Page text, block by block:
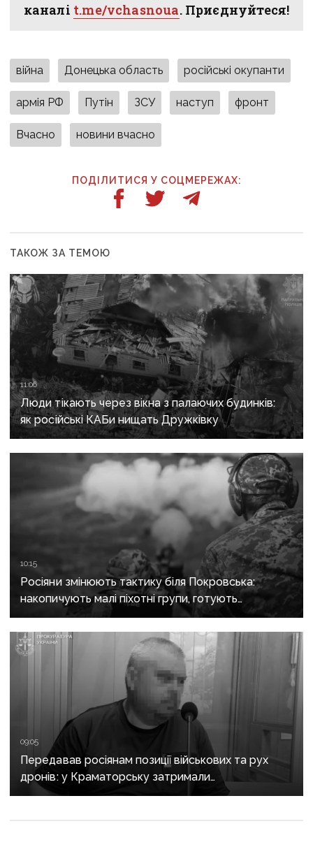
каналі t.me/vchasnoua. Приєднуйтеся!
війна Донецька область російські окупанти
армія РФ Путін ЗСУ наступ фронт
Вчасно новини вчасно
ПОДІЛИТИСЯ У СОЦМЕРЕЖАХ:
ТАКОЖ ЗА ТЕМОЮ
11:06
Люди тікають через вікна з палаючих будинків:
як російські КАБи нищать Дружківку
10:15
Росіяни змінюють тактику біля Покровська:
накопичують малі піхотні групи, готують
бронештурми та намагаються перерізати
логістику
09:05
Передавав росіянам позиції військових та рух
дронів: у Краматорську затримали
адміністратора Telegram-каналу